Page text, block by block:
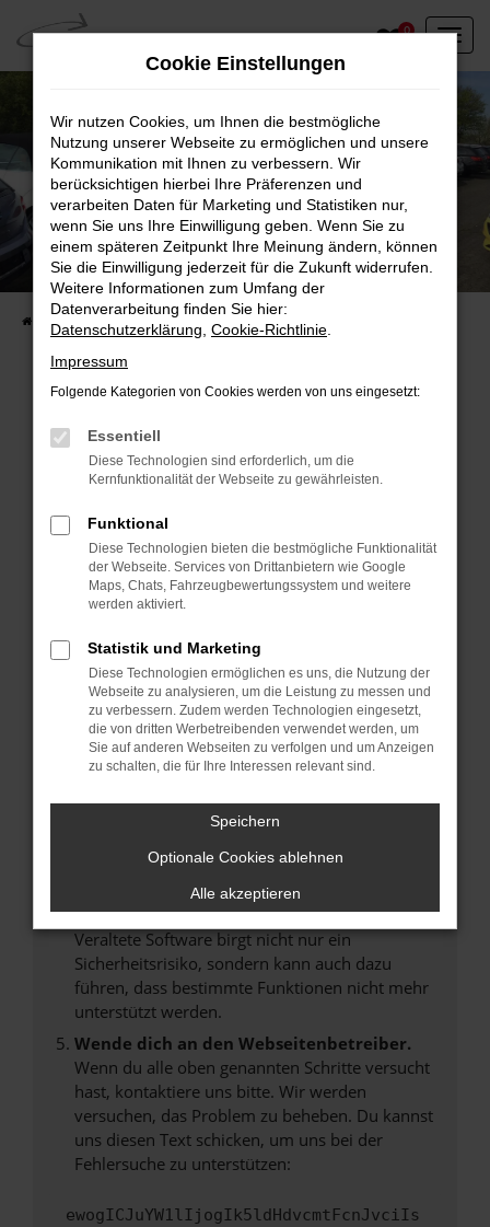
Zum
Hauptinhalt
springen
0
Unser Fahrzeugbestand vor Ort
Entdecken Sie unsere sofort verfügbaren
Fahrzeugangebote
Fehler: Network Error
Beim Laden ist ein Fehler aufgetreten.
Hier sind ein paar Tipps, die dir helfen können:
Überprüfe deine Firewall und deine
Internetverbindung.
Laden andere Webseiten, zum Beispiel deine
Suchmaschine?
Manche Erweiterungen, wie Werbeblocker,
können das Laden bestimmter Seiten
verhindern. Funktioniert die Seite in einem
anderen Browser oder in einem privaten
Fenster?
Das kann manchmal helfen, vorübergehende
Probleme zu beheben.
Stelle sicher, dass dein Browser und dein
Betriebssystem auf dem neuesten Stand
sind.
Veraltete Software birgt nicht nur ein
Sicherheitsrisiko, sondern kann auch dazu
führen, dass bestimmte Funktionen nicht mehr
unterstützt werden.
Wende dich an den Webseitenbetreiber.
Wenn du alle oben genannten Schritte versucht
hast, kontaktiere uns bitte. Wir werden
versuchen, das Problem zu beheben. Du kannst
uns diesen Text schicken, um uns bei der
Fehlersuche zu unterstützen:
ewogICJuYW1lIjogIk5ldHdvcmtFcnJvciIs
Cookie Einstellungen
Wir nutzen Cookies, um Ihnen die bestmögliche
Nutzung unserer Webseite zu ermöglichen und unsere
Kommunikation mit Ihnen zu verbessern. Wir
berücksichtigen hierbei Ihre Präferenzen und
verarbeiten Daten für Marketing und Statistiken nur,
wenn Sie uns Ihre Einwilligung geben. Wenn Sie zu
einem späteren Zeitpunkt Ihre Meinung ändern, können
Sie die Einwilligung jederzeit für die Zukunft widerrufen.
Weitere Informationen zum Umfang der
Datenverarbeitung finden Sie hier:
Datenschutzerklärung Cookie-Richtlinie
Impressum
Folgende Kategorien von Cookies werden von uns eingesetzt:
Essentiell
Diese Technologien sind erforderlich, um die
Kernfunktionalität der Webseite zu gewährleisten.
Funktional
Diese Technologien bieten die bestmögliche Funktionalität
der Webseite. Services von Drittanbietern wie Google
Maps, Chats, Fahrzeugbewertungssystem und weitere
werden aktiviert.
Statistik und Marketing
Diese Technologien ermöglichen es uns, die Nutzung der
Webseite zu analysieren, um die Leistung zu messen und
zu verbessern. Zudem werden Technologien eingesetzt,
die von dritten Werbetreibenden verwendet werden, um
Sie auf anderen Webseiten zu verfolgen und um Anzeigen
zu schalten, die für Ihre Interessen relevant sind.
Speichern
Optionale Cookies ablehnen
Alle akzeptieren